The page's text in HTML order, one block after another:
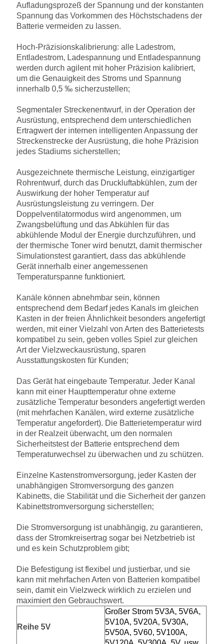
Aufladungsprozeß der Spannung und der konstanten
Spannung das Vorkommen des Höchstschadens der
Batterie vermeiden zu lassen.
Hoch-Präzisionskalibrierung: alle Ladestrom,
Entladestrom, Ladespannung und Entladespannung
werden durch agilent mit hoher Präzision kalibriert,
um die Genauigkeit des Stroms und Spannung
innerhalb 0,5 ‰ sicherzustellen;
Segmentaler Streckenentwurf, in der Operation der
Ausrüstung, entsprechend dem unterschiedlichen
Ertragwert der internen intelligenten Anpassung der
Streckenstrecke der Ausrüstung, die hohe Präzision
jedes Stadiums sicherstellen;
Ausgezeichnete thermische Leistung, einzigartiger
Rohrentwurf, durch das Druckluftabkühlen, zum der
Auswirkung der hoher Temperatur auf
Ausrüstungsleistung zu verringern. Der
Doppelventilatormodus wird angenommen, um
Zwangsbelüftung und das Abkühlen für das
abkühlende Modul der Energie durchzuführen, und
der thermische Toner wird benutzt, damit thermischer
Simulationstest garantiert, dass das abkühlende
Gerät innerhalb einer angemessenen
Temperaturspanne funktioniert.
Kanäle können abnehmbar sein, können
entsprechend dem Bedarf jedes Kanals im gleichen
Kasten in der freien Ähnlichkeit besonders angefertigt
werden, mit einer Vielzahl von Arten des Batterietests
kompatibel zu sein, geben volles Spiel zur gleichen
Art der Vielzweckausrüstung, sparen
Ausstattungskosten für Kunden;
Das Gerät hat eingebaute Temperatur. Jeder Kanal
kann mit einer Haupttemperatur ohne externe
zusätzliche Temperatur besonders angefertigt werden
(mit mehrfachen Kanälen, wird externe zusätzliche
Temperatur angefordert). Die Batterietemperatur wird
in der Realzeit überwacht, um den normalen
Sicherheitstest der Batterie entsprechend dem
Temperaturwechsel zu überwachen und zu schützen.
Einzelne Kastenstromversorgung, jeder Kasten der
unabhängigen Stromversorgung des ganzen
Kabinetts, die Stabilität und die Sicherheit der ganzen
Kabinettstromversorgung sicherstellen;
Die Stromversorgung ist unabhängig, zu garantieren,
dass der Stromkreisertrag sogar bei Netzbetrieb ist
und es kein Schutzproblem gibt;
Die Befestigung ist flexibel und justierbar, und sie
kann mit mehrfachen Arten von Batterien kompatibel
sein, damit ein Vielzweck wirklich zu erzielen und
maximiert den Gebrauchswert.
Reihe 5V
Großer Strom 5V3A, 5V6A,
5V10A, 5V20A, 5V30A,
5V50A, 5V60, 5V100A,